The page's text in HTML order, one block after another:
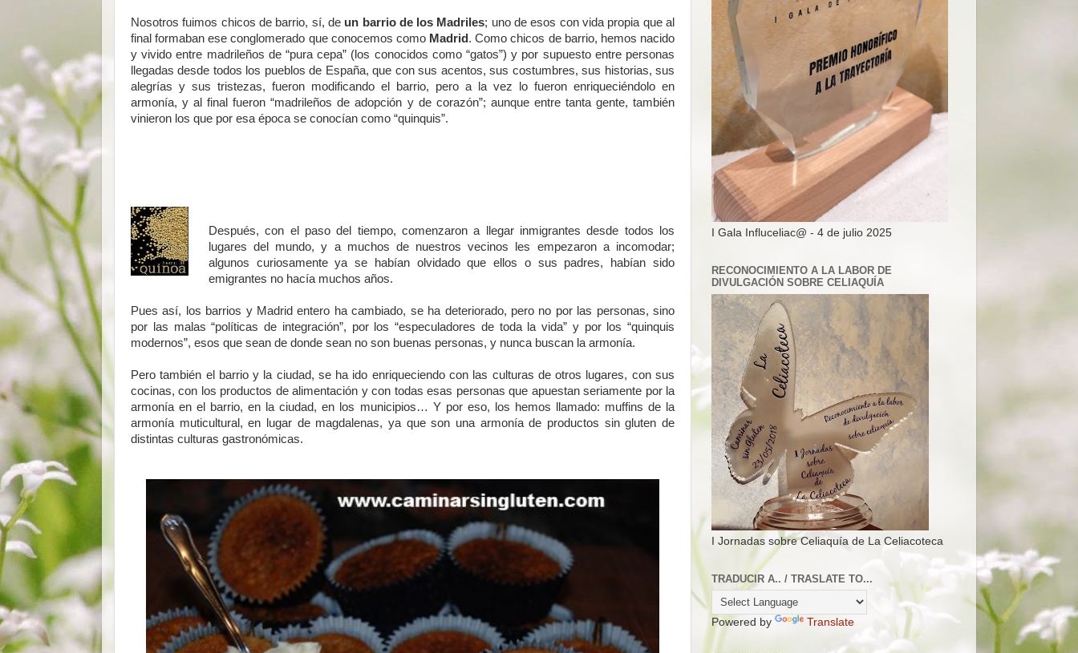
Nosotros fuimos chicos de barrio, sí, de un barrio de los Madriles; uno de esos con vida propia que al
final formaban ese conglomerado que conocemos como Madrid . Como chicos de barrio, hemos nacido
y vivido entre madrileños de “pura cepa” (los conocidos como “gatos”) y por supuesto entre personas
llegadas desde todos los pueblos de España, que con sus acentos, sus costumbres, sus historias, sus
alegrías y sus tristezas, fueron modificando el barrio, pero a la vez lo fueron enriqueciéndolo en
armonía, y al final fueron “madrileños de adopción y de corazón”; aunque entre tanta gente, también
vinieron los que por esa época se conocían como “quinquis”.
Después, con el paso del tiempo, comenzaron a llegar inmigrantes desde todos los
lugares del mundo, y a muchos de nuestros vecinos les empezaron a incomodar;
algunos curiosamente ya se habían olvidado que ellos o sus padres, habían sido
emigrantes no hacía muchos años.
Pues así, los barrios y Madrid entero ha cambiado, se ha deteriorado, pero no por las personas, sino
por las malas “políticas de integración”, por los “especuladores de toda la vida” y por los “quinquis
modernos”, esos que sean de donde sean no son buenas personas, y nunca buscan la armonía.
Pero también el barrio y la ciudad, se ha ido enriqueciendo con las culturas de otros lugares, con sus
cocinas, con los productos de alimentación y con todas esas personas que apuestan seriamente por la
armonía en el barrio, en la ciudad, en los municipios… Y por eso, los hemos llamado: muffins de la
armonía muticultural, en lugar de magdalenas, ya que son una armonía de productos sin gluten de
distintas culturas gastronómicas.
I Gala Influceliac@ - 4 de julio 2025
RECONOCIMIENTO A LA LABOR DE
DIVULGACIÓN SOBRE CELIAQUÍA
I Jornadas sobre Celiaquía de La Celiacoteca
TRADUCIR A.. / TRASLATE TO...
Powered by Translate